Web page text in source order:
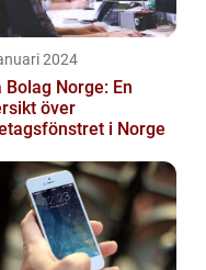
2024
Bolag Norge: En
över
i Norge